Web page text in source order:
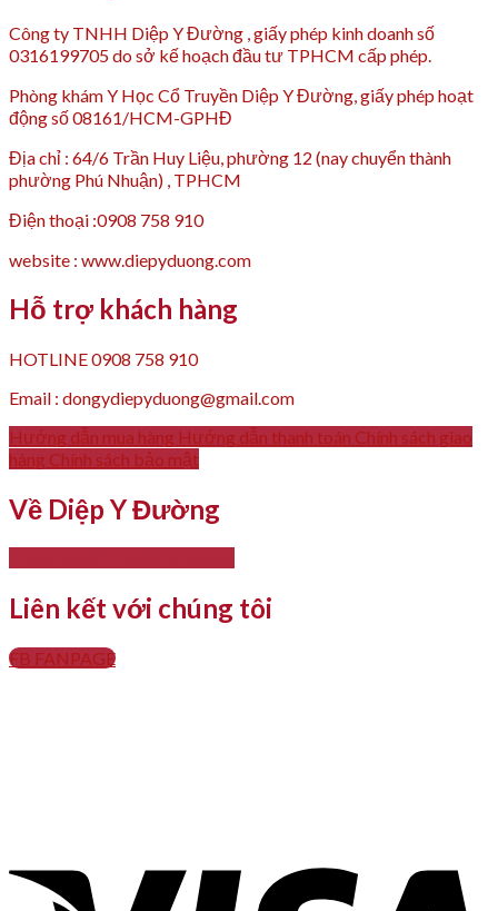
Công ty TNHH Diệp Y Đường , giấy phép kinh doanh số
0316199705 do sở kế hoạch đầu tư TPHCM cấp phép.
Phòng khám Y Học Cổ Truyền Diệp Y Đường, giấy phép hoạt
động số 08161/HCM-GPHĐ
Địa chỉ : 64/6 Trần Huy Liệu, phường 12 (nay chuyển thành
phường Phú Nhuận) , TPHCM
Điện thoại :0908 758 910
website : www.diepyduong.com
Hỗ trợ khách hàng
HOTLINE 0908 758 910
Email : dongydiepyduong@gmail.com
Hướng dẫn mua hàng Hướng dẫn thanh toán Chính sách giao
hàng Chính sách bảo mật
Về Diệp Y Đường
Liên kết với chúng tôi
FB FANPAGE